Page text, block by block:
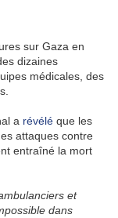
sur Gaza en
dizaines
médicales, des
a révélé que les
attaques contre
entraîné la mort
et
dans